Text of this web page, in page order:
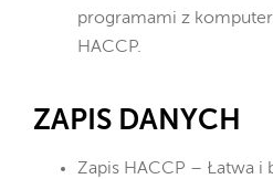
programami z
HACCP.
ZAPIS DANYCH
Zapis HACCP – Łatwa i